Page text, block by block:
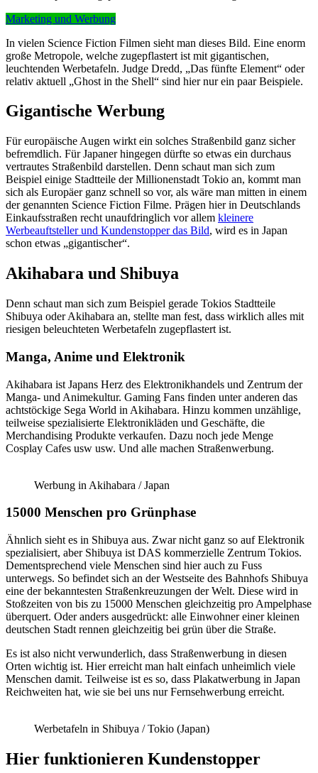
Marketing und Werbung
In vielen Science Fiction Filmen sieht man dieses Bild. Eine enorm
große Metropole, welche zugepflastert ist mit gigantischen,
leuchtenden Werbetafeln. Judge Dredd, „Das fünfte Element“ oder
relativ aktuell „Ghost in the Shell“ sind hier nur ein paar Beispiele.
Gigantische Werbung
Für europäische Augen wirkt ein solches Straßenbild ganz sicher
befremdlich. Für Japaner hingegen dürfte so etwas ein durchaus
vertrautes Straßenbild darstellen. Denn schaut man sich zum
Beispiel einige Stadtteile der Millionenstadt Tokio an, kommt man
sich als Europäer ganz schnell so vor, als wäre man mitten in einem
der genannten Science Fiction Filme. Prägen hier in Deutschlands
Einkaufsstraßen recht unaufdringlich vor allem kleinere
Werbeauftsteller und Kundenstopper das Bild, wird es in Japan
schon etwas „gigantischer“.
Akihabara und Shibuya
Denn schaut man sich zum Beispiel gerade Tokios Stadtteile
Shibuya oder Akihabara an, stellte man fest, dass wirklich alles mit
riesigen beleuchteten Werbetafeln zugepflastert ist.
Manga, Anime und Elektronik
Akihabara ist Japans Herz des Elektronikhandels und Zentrum der
Manga- und Animekultur. Gaming Fans finden unter anderen das
achtstöckige Sega World in Akihabara. Hinzu kommen unzählige,
teilweise spezialisierte Elektronikläden und Geschäfte, die
Merchandising Produkte verkaufen. Dazu noch jede Menge
Cosplay Cafes usw usw. Und alle machen Straßenwerbung.
Werbung in Akihabara / Japan
15000 Menschen pro Grünphase
Ähnlich sieht es in Shibuya aus. Zwar nicht ganz so auf Elektronik
spezialisiert, aber Shibuya ist DAS kommerzielle Zentrum Tokios.
Dementsprechend viele Menschen sind hier auch zu Fuss
unterwegs. So befindet sich an der Westseite des Bahnhofs Shibuya
eine der bekanntesten Straßenkreuzungen der Welt. Diese wird in
Stoßzeiten von bis zu 15000 Menschen gleichzeitig pro Ampelphase
überquert. Oder anders ausgedrückt: alle Einwohner einer kleinen
deutschen Stadt rennen gleichzeitig bei grün über die Straße.
Es ist also nicht verwunderlich, dass Straßenwerbung in diesen
Orten wichtig ist. Hier erreicht man halt einfach unheimlich viele
Menschen damit. Teilweise ist es so, dass Plakatwerbung in Japan
Reichweiten hat, wie sie bei uns nur Fernsehwerbung erreicht.
Werbetafeln in Shibuya / Tokio (Japan)
Hier funktionieren Kundenstopper